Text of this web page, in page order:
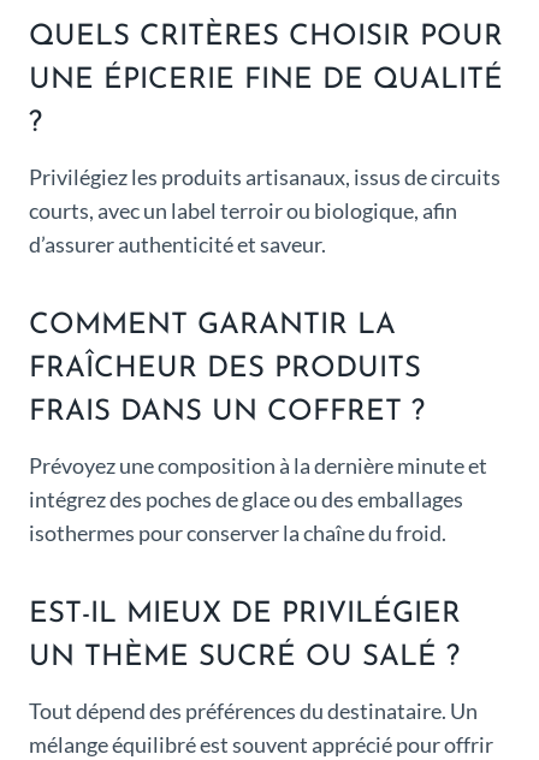
QUELS CRITÈRES CHOISIR POUR
UNE ÉPICERIE FINE DE QUALITÉ
?
Privilégiez les produits artisanaux, issus de circuits
courts, avec un label terroir ou biologique, afin
d’assurer authenticité et saveur.
COMMENT GARANTIR LA
FRAÎCHEUR DES PRODUITS
FRAIS DANS UN COFFRET ?
Prévoyez une composition à la dernière minute et
intégrez des poches de glace ou des emballages
isothermes pour conserver la chaîne du froid.
EST-IL MIEUX DE PRIVILÉGIER
UN THÈME SUCRÉ OU SALÉ ?
Tout dépend des préférences du destinataire. Un
mélange équilibré est souvent apprécié pour offrir